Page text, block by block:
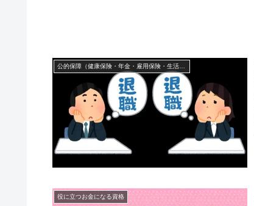
役に立つお金になる資格